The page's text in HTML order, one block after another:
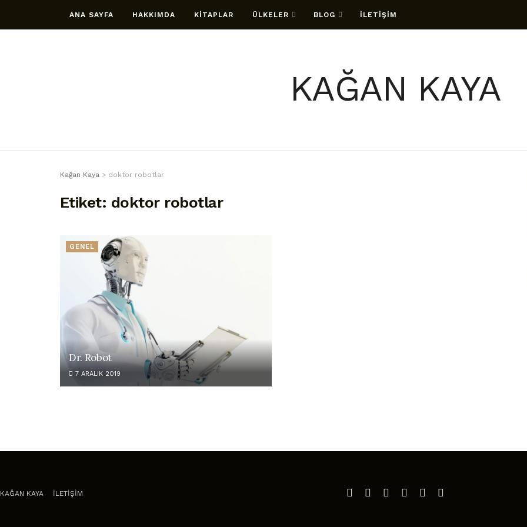
ANA SAYFA HAKKIMDA KİTAPLAR ÜLKELER BLOG İLETİŞİM
KAĞAN KAYA
Kağan Kaya > doktor robotlar
Etiket: doktor robotlar
GENEL
Dr. Robot
7 ARALIK 2019
KAĞAN KAYA İLETİŞİM